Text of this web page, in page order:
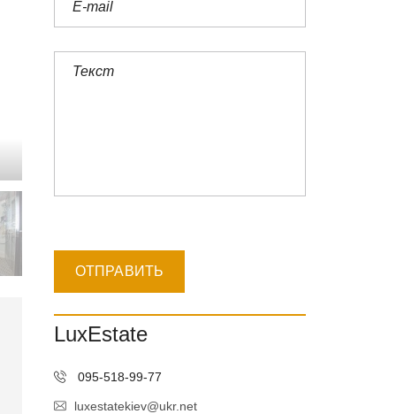
LuxEstate
095-518-99-77
luxestatekiev@ukr.net